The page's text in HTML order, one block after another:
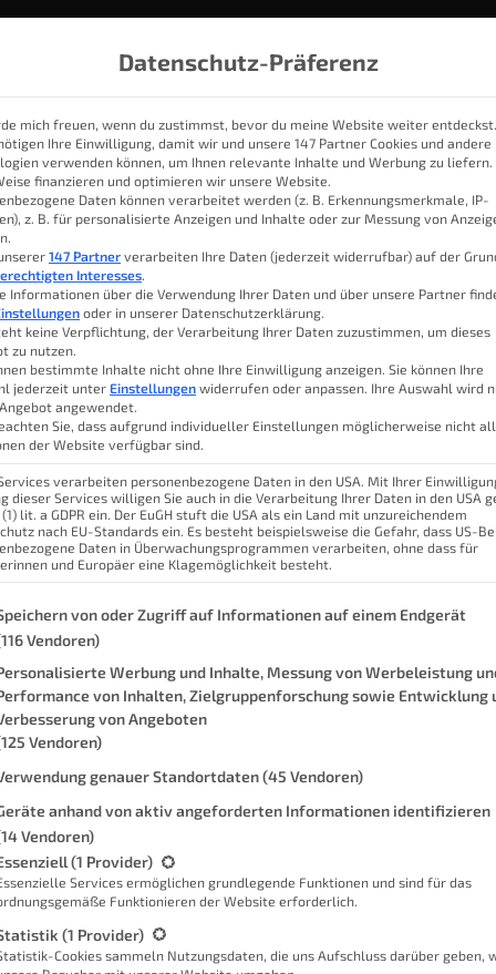
IOBROKER THEMEN KATEGORIEN SMART HOME
W1 Pro im Check
hat mein herzlichstes Mitgefühl.
Herausforderung werden, nicht nur
Doch auch hier kann das Smart
unter die Arme greifen.
um den Frühjahrsputz so
nicht sicher, ob ein
ist. Vor allem hinsichtlich des
eine gute Idee ist.
Lage etwas dazu zu berichten.
es uns allen ein bisschen angetan
weil jeder damit
für deinen
will ich außerdem noch kurz
verschenkt habe. Der Beitrag
unabhängig vom Hersteller. Wenn
interessierst, habe ich dazu aber
Datenschutz-Präferenz
mich freuen, wenn du zustimmst, bevor du meine Website weiter entdeckst.
Ihre Einwilligung, damit wir und unsere 147 Partner Cookies und andere
verwenden können, um Ihnen relevante Inhalte und Werbung zu liefern.
finanzieren und optimieren wir unsere Website.
Daten können verarbeitet werden (z. B. Erkennungsmerkmale, IP-
z. B. für personalisierte Anzeigen und Inhalte oder zur Messung von
147 Partner verarbeiten Ihre Daten (jederzeit widerrufbar) auf der
Interesses.
Informationen über die Verwendung Ihrer Daten und über unsere Partner
oder in unserer Datenschutzerklärung.
keine Verpflichtung, der Verarbeitung Ihrer Daten zuzustimmen, um dieses
zu nutzen.
bestimmte Inhalte nicht ohne Ihre Einwilligung anzeigen. Sie können Ihre
jederzeit unter Einstellungen widerrufen oder anpassen. Ihre Auswahl wird
angewendet.
Sie, dass aufgrund individueller Einstellungen möglicherweise nicht
der Website verfügbar sind.
verarbeiten personenbezogene Daten in den USA. Mit Ihrer
dieser Services willigen Sie auch in die Verarbeitung Ihrer Daten in den USA
lit. a GDPR ein. Der EuGH stuft die USA als ein Land mit unzureichendem
nach EU-Standards ein. Es besteht beispielsweise die Gefahr, dass US-
Daten in Überwachungsprogrammen verarbeiten, ohne dass für
und Europäer eine Klagemöglichkeit besteht.
finden Sie eine Liste der Zwecke des IAB Transparency and
von oder Zugriff auf Informationen auf einem Endgerät
Vendoren)
Werbung und Inhalte, Messung von Werbeleistung
von Inhalten, Zielgruppenforschung sowie Entwicklung
von Angeboten
Vendoren)
genauer Standortdaten(45 Vendoren)
anhand von aktiv angeforderten Informationen identifizieren
Vendoren)
eine Liste der Service-Gruppen, für die eine Einwilligung erteilt
(1 Provider)
Services ermöglichen grundlegende Funktionen und sind für das
Funktionieren der Website erforderlich.
(1 Provider)
Cookies sammeln Nutzungsdaten, die uns Aufschluss darüber geben,